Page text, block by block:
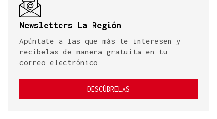
Newsletters La Región
Apúntate a las que más te interesen y
recíbelas de manera gratuita en tu
correo electrónico
DESCÚBRELAS